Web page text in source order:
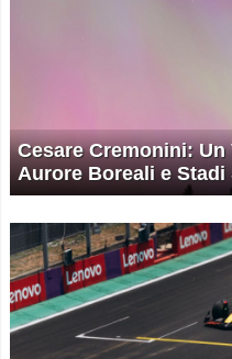
Cesare Cremonini:
Aurore Boreali e Stadi